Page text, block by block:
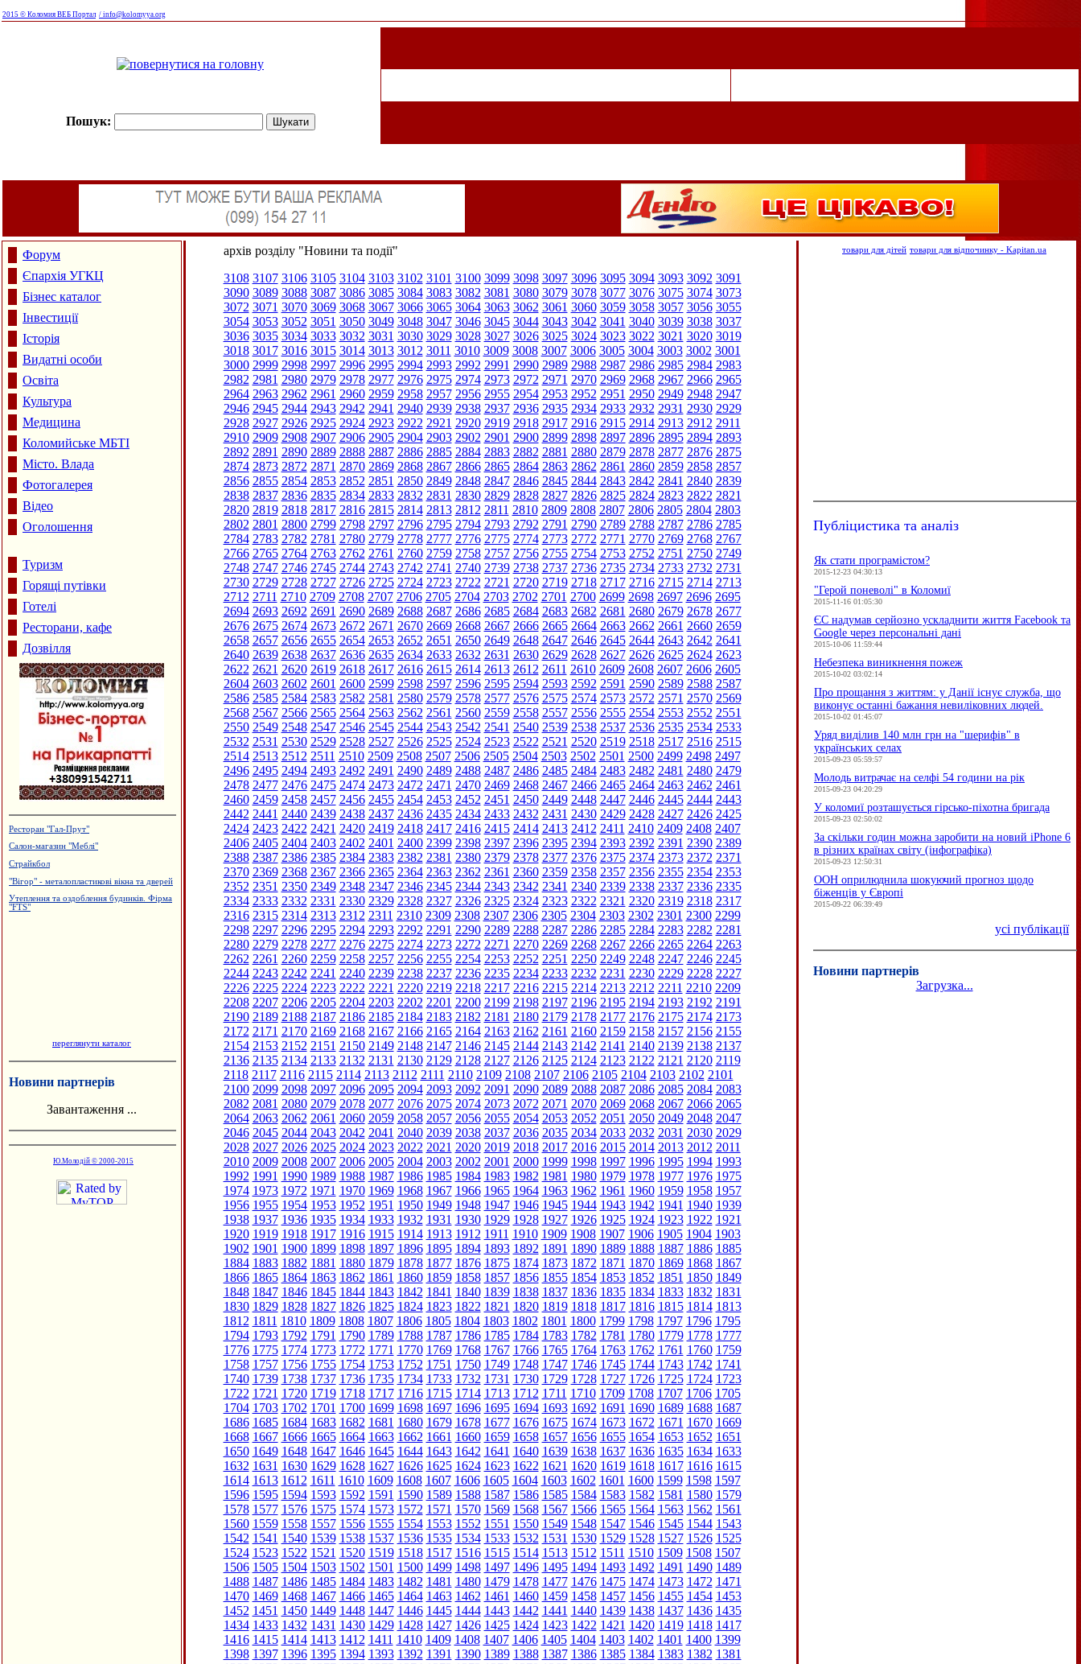
2015 © Коломия ВЕБ Портал / info@kolomyya.org
Пошук:
Форум
Єпархія УГКЦ
Бізнес каталог
Інвестиції
Історія
Видатні особи
Освіта
Культура
Медицина
Коломийське МБТІ
Місто. Влада
Фотогалерея
Відео
Оголошення
Туризм
Горящі путівки
Готелі
Ресторани, кафе
Дозвілля
Ресторан "Гал-Прут"
Салон-магазин "Меблі"
Страйкбол
"Вігор" - металопластикові вікна та дверей
Утеплення та оздоблення будинків. Фірма
"FTS"
переглянути каталог
Новини партнерів
Завантаження ...
Ю.Молодій © 2000-2015
архів розділу "Новини та події"
3108 3107 3106 3105 3104 3103 3102 3101 3100 3099 3098 3097 3096 3095 3094 3093 3092 3091
3090 3089 3088 3087 3086 3085 3084 3083 3082 3081 3080 3079 3078 3077 3076 3075 3074 3073
3072 3071 3070 3069 3068 3067 3066 3065 3064 3063 3062 3061 3060 3059 3058 3057 3056 3055
3054 3053 3052 3051 3050 3049 3048 3047 3046 3045 3044 3043 3042 3041 3040 3039 3038 3037
3036 3035 3034 3033 3032 3031 3030 3029 3028 3027 3026 3025 3024 3023 3022 3021 3020 3019
3018 3017 3016 3015 3014 3013 3012 3011 3010 3009 3008 3007 3006 3005 3004 3003 3002 3001
3000 2999 2998 2997 2996 2995 2994 2993 2992 2991 2990 2989 2988 2987 2986 2985 2984 2983
2982 2981 2980 2979 2978 2977 2976 2975 2974 2973 2972 2971 2970 2969 2968 2967 2966 2965
2964 2963 2962 2961 2960 2959 2958 2957 2956 2955 2954 2953 2952 2951 2950 2949 2948 2947
2946 2945 2944 2943 2942 2941 2940 2939 2938 2937 2936 2935 2934 2933 2932 2931 2930 2929
2928 2927 2926 2925 2924 2923 2922 2921 2920 2919 2918 2917 2916 2915 2914 2913 2912 2911
2910 2909 2908 2907 2906 2905 2904 2903 2902 2901 2900 2899 2898 2897 2896 2895 2894 2893
2892 2891 2890 2889 2888 2887 2886 2885 2884 2883 2882 2881 2880 2879 2878 2877 2876 2875
2874 2873 2872 2871 2870 2869 2868 2867 2866 2865 2864 2863 2862 2861 2860 2859 2858 2857
2856 2855 2854 2853 2852 2851 2850 2849 2848 2847 2846 2845 2844 2843 2842 2841 2840 2839
2838 2837 2836 2835 2834 2833 2832 2831 2830 2829 2828 2827 2826 2825 2824 2823 2822 2821
2820 2819 2818 2817 2816 2815 2814 2813 2812 2811 2810 2809 2808 2807 2806 2805 2804 2803
2802 2801 2800 2799 2798 2797 2796 2795 2794 2793 2792 2791 2790 2789 2788 2787 2786 2785
2784 2783 2782 2781 2780 2779 2778 2777 2776 2775 2774 2773 2772 2771 2770 2769 2768 2767
2766 2765 2764 2763 2762 2761 2760 2759 2758 2757 2756 2755 2754 2753 2752 2751 2750 2749
2748 2747 2746 2745 2744 2743 2742 2741 2740 2739 2738 2737 2736 2735 2734 2733 2732 2731
2730 2729 2728 2727 2726 2725 2724 2723 2722 2721 2720 2719 2718 2717 2716 2715 2714 2713
2712 2711 2710 2709 2708 2707 2706 2705 2704 2703 2702 2701 2700 2699 2698 2697 2696 2695
2694 2693 2692 2691 2690 2689 2688 2687 2686 2685 2684 2683 2682 2681 2680 2679 2678 2677
2676 2675 2674 2673 2672 2671 2670 2669 2668 2667 2666 2665 2664 2663 2662 2661 2660 2659
2658 2657 2656 2655 2654 2653 2652 2651 2650 2649 2648 2647 2646 2645 2644 2643 2642 2641
2640 2639 2638 2637 2636 2635 2634 2633 2632 2631 2630 2629 2628 2627 2626 2625 2624 2623
2622 2621 2620 2619 2618 2617 2616 2615 2614 2613 2612 2611 2610 2609 2608 2607 2606 2605
2604 2603 2602 2601 2600 2599 2598 2597 2596 2595 2594 2593 2592 2591 2590 2589 2588 2587
2586 2585 2584 2583 2582 2581 2580 2579 2578 2577 2576 2575 2574 2573 2572 2571 2570 2569
2568 2567 2566 2565 2564 2563 2562 2561 2560 2559 2558 2557 2556 2555 2554 2553 2552 2551
2550 2549 2548 2547 2546 2545 2544 2543 2542 2541 2540 2539 2538 2537 2536 2535 2534 2533
2532 2531 2530 2529 2528 2527 2526 2525 2524 2523 2522 2521 2520 2519 2518 2517 2516 2515
2514 2513 2512 2511 2510 2509 2508 2507 2506 2505 2504 2503 2502 2501 2500 2499 2498 2497
2496 2495 2494 2493 2492 2491 2490 2489 2488 2487 2486 2485 2484 2483 2482 2481 2480 2479
2478 2477 2476 2475 2474 2473 2472 2471 2470 2469 2468 2467 2466 2465 2464 2463 2462 2461
2460 2459 2458 2457 2456 2455 2454 2453 2452 2451 2450 2449 2448 2447 2446 2445 2444 2443
2442 2441 2440 2439 2438 2437 2436 2435 2434 2433 2432 2431 2430 2429 2428 2427 2426 2425
2424 2423 2422 2421 2420 2419 2418 2417 2416 2415 2414 2413 2412 2411 2410 2409 2408 2407
2406 2405 2404 2403 2402 2401 2400 2399 2398 2397 2396 2395 2394 2393 2392 2391 2390 2389
2388 2387 2386 2385 2384 2383 2382 2381 2380 2379 2378 2377 2376 2375 2374 2373 2372 2371
2370 2369 2368 2367 2366 2365 2364 2363 2362 2361 2360 2359 2358 2357 2356 2355 2354 2353
2352 2351 2350 2349 2348 2347 2346 2345 2344 2343 2342 2341 2340 2339 2338 2337 2336 2335
2334 2333 2332 2331 2330 2329 2328 2327 2326 2325 2324 2323 2322 2321 2320 2319 2318 2317
2316 2315 2314 2313 2312 2311 2310 2309 2308 2307 2306 2305 2304 2303 2302 2301 2300 2299
2298 2297 2296 2295 2294 2293 2292 2291 2290 2289 2288 2287 2286 2285 2284 2283 2282 2281
2280 2279 2278 2277 2276 2275 2274 2273 2272 2271 2270 2269 2268 2267 2266 2265 2264 2263
2262 2261 2260 2259 2258 2257 2256 2255 2254 2253 2252 2251 2250 2249 2248 2247 2246 2245
2244 2243 2242 2241 2240 2239 2238 2237 2236 2235 2234 2233 2232 2231 2230 2229 2228 2227
2226 2225 2224 2223 2222 2221 2220 2219 2218 2217 2216 2215 2214 2213 2212 2211 2210 2209
2208 2207 2206 2205 2204 2203 2202 2201 2200 2199 2198 2197 2196 2195 2194 2193 2192 2191
2190 2189 2188 2187 2186 2185 2184 2183 2182 2181 2180 2179 2178 2177 2176 2175 2174 2173
2172 2171 2170 2169 2168 2167 2166 2165 2164 2163 2162 2161 2160 2159 2158 2157 2156 2155
2154 2153 2152 2151 2150 2149 2148 2147 2146 2145 2144 2143 2142 2141 2140 2139 2138 2137
2136 2135 2134 2133 2132 2131 2130 2129 2128 2127 2126 2125 2124 2123 2122 2121 2120 2119
2118 2117 2116 2115 2114 2113 2112 2111 2110 2109 2108 2107 2106 2105 2104 2103 2102 2101
2100 2099 2098 2097 2096 2095 2094 2093 2092 2091 2090 2089 2088 2087 2086 2085 2084 2083
2082 2081 2080 2079 2078 2077 2076 2075 2074 2073 2072 2071 2070 2069 2068 2067 2066 2065
2064 2063 2062 2061 2060 2059 2058 2057 2056 2055 2054 2053 2052 2051 2050 2049 2048 2047
2046 2045 2044 2043 2042 2041 2040 2039 2038 2037 2036 2035 2034 2033 2032 2031 2030 2029
2028 2027 2026 2025 2024 2023 2022 2021 2020 2019 2018 2017 2016 2015 2014 2013 2012 2011
2010 2009 2008 2007 2006 2005 2004 2003 2002 2001 2000 1999 1998 1997 1996 1995 1994 1993
1992 1991 1990 1989 1988 1987 1986 1985 1984 1983 1982 1981 1980 1979 1978 1977 1976 1975
1974 1973 1972 1971 1970 1969 1968 1967 1966 1965 1964 1963 1962 1961 1960 1959 1958 1957
1956 1955 1954 1953 1952 1951 1950 1949 1948 1947 1946 1945 1944 1943 1942 1941 1940 1939
1938 1937 1936 1935 1934 1933 1932 1931 1930 1929 1928 1927 1926 1925 1924 1923 1922 1921
1920 1919 1918 1917 1916 1915 1914 1913 1912 1911 1910 1909 1908 1907 1906 1905 1904 1903
1902 1901 1900 1899 1898 1897 1896 1895 1894 1893 1892 1891 1890 1889 1888 1887 1886 1885
1884 1883 1882 1881 1880 1879 1878 1877 1876 1875 1874 1873 1872 1871 1870 1869 1868 1867
1866 1865 1864 1863 1862 1861 1860 1859 1858 1857 1856 1855 1854 1853 1852 1851 1850 1849
1848 1847 1846 1845 1844 1843 1842 1841 1840 1839 1838 1837 1836 1835 1834 1833 1832 1831
1830 1829 1828 1827 1826 1825 1824 1823 1822 1821 1820 1819 1818 1817 1816 1815 1814 1813
1812 1811 1810 1809 1808 1807 1806 1805 1804 1803 1802 1801 1800 1799 1798 1797 1796 1795
1794 1793 1792 1791 1790 1789 1788 1787 1786 1785 1784 1783 1782 1781 1780 1779 1778 1777
1776 1775 1774 1773 1772 1771 1770 1769 1768 1767 1766 1765 1764 1763 1762 1761 1760 1759
1758 1757 1756 1755 1754 1753 1752 1751 1750 1749 1748 1747 1746 1745 1744 1743 1742 1741
1740 1739 1738 1737 1736 1735 1734 1733 1732 1731 1730 1729 1728 1727 1726 1725 1724 1723
1722 1721 1720 1719 1718 1717 1716 1715 1714 1713 1712 1711 1710 1709 1708 1707 1706 1705
1704 1703 1702 1701 1700 1699 1698 1697 1696 1695 1694 1693 1692 1691 1690 1689 1688 1687
1686 1685 1684 1683 1682 1681 1680 1679 1678 1677 1676 1675 1674 1673 1672 1671 1670 1669
1668 1667 1666 1665 1664 1663 1662 1661 1660 1659 1658 1657 1656 1655 1654 1653 1652 1651
1650 1649 1648 1647 1646 1645 1644 1643 1642 1641 1640 1639 1638 1637 1636 1635 1634 1633
1632 1631 1630 1629 1628 1627 1626 1625 1624 1623 1622 1621 1620 1619 1618 1617 1616 1615
1614 1613 1612 1611 1610 1609 1608 1607 1606 1605 1604 1603 1602 1601 1600 1599 1598 1597
1596 1595 1594 1593 1592 1591 1590 1589 1588 1587 1586 1585 1584 1583 1582 1581 1580 1579
1578 1577 1576 1575 1574 1573 1572 1571 1570 1569 1568 1567 1566 1565 1564 1563 1562 1561
1560 1559 1558 1557 1556 1555 1554 1553 1552 1551 1550 1549 1548 1547 1546 1545 1544 1543
1542 1541 1540 1539 1538 1537 1536 1535 1534 1533 1532 1531 1530 1529 1528 1527 1526 1525
1524 1523 1522 1521 1520 1519 1518 1517 1516 1515 1514 1513 1512 1511 1510 1509 1508 1507
1506 1505 1504 1503 1502 1501 1500 1499 1498 1497 1496 1495 1494 1493 1492 1491 1490 1489
1488 1487 1486 1485 1484 1483 1482 1481 1480 1479 1478 1477 1476 1475 1474 1473 1472 1471
1470 1469 1468 1467 1466 1465 1464 1463 1462 1461 1460 1459 1458 1457 1456 1455 1454 1453
1452 1451 1450 1449 1448 1447 1446 1445 1444 1443 1442 1441 1440 1439 1438 1437 1436 1435
1434 1433 1432 1431 1430 1429 1428 1427 1426 1425 1424 1423 1422 1421 1420 1419 1418 1417
1416 1415 1414 1413 1412 1411 1410 1409 1408 1407 1406 1405 1404 1403 1402 1401 1400 1399
1398 1397 1396 1395 1394 1393 1392 1391 1390 1389 1388 1387 1386 1385 1384 1383 1382 1381
товари для дітей товари для відпочинку - Kapitan.ua
Публіцистика та аналіз
Як стати програмістом?
2015-12-23 04:30:13
"Герой поневолі" в Коломиї
2015-11-16 01:05:30
ЄC надумав серйозно ускладнити життя Facebook та
Google через персональні дані
2015-10-06 11:59:44
Небезпека виникнення пожеж
2015-10-02 03:02:14
Про прощання з життям: у Данії існує служба, що
виконує останні бажання невиліковних людей.
2015-10-02 01:45:07
Уряд виділив 140 млн грн на "шерифів" в
українських селах
2015-09-23 05:59:57
Молодь витрачає на селфі 54 години на рік
2015-09-23 04:20:29
У коломиї розташується гірсько-піхотна бригада
2015-09-23 02:50:02
За скільки годин можна заробити на новий iPhone 6
в різних країнах світу (інфографіка)
2015-09-23 12:50:31
ООН оприлюднила шокуючий прогноз щодо
біженців у Європі
2015-09-22 06:39:49
усі публікації
Новини партнерів
Загрузка...